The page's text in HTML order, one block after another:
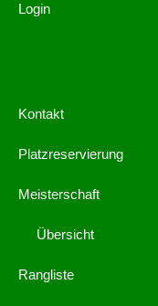
Login
Kontakt
Platzreservierung
Meisterschaft
Übersicht
Rangliste